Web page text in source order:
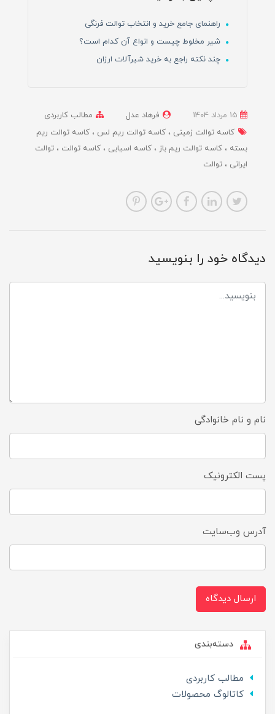
راهنمای جامع خرید و انتخاب توالت فرنگی
شیر مخلوط چیست و انواع آن کدام است؟
چند نکته راجع به خرید شیرآلات ارزان
فرهاد عدل
مطالب کاربردی
کاسه توالت زمینی
کاسه توالت ریم لس
کاسه توالت ریم
بسته
کاسه توالت ریم باز کاسه اسیایی کاسه توالت
توالت
ایرانی
توالت
دیدگاه خود را بنویسید
نام و نام خانوادگی
پست الکترونیک
آدرس وب‌سایت
ارسال دیدگاه
دسته‌بندی
مطالب کاربردی
کاتالوگ محصولات